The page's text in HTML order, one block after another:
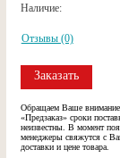
Наличие:
Отзывы (0)
Заказать
Обращаем Ваше
«Предзаказ» сроки
неизвестны. В момент
менеджеры свяжутся с
доставки и цене товара.